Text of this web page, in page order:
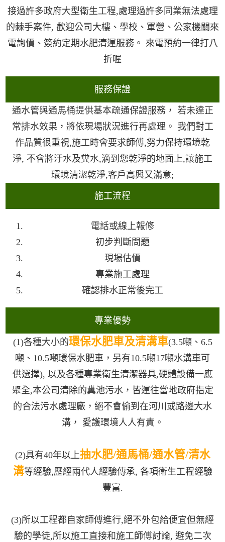
接過許多政府大型衛生工程,處理過許多同業無法處理
的棘手案件, 歡迎公司大樓、學校、軍營、公家機關來
電詢價、簽約定期水肥清運服務。 來電預約一律打八
折喔
服務保證
通水管與通馬桶提供基本疏通保證服務， 若未達正
常排水效果，將依現場狀況進行再處理。 我們對工
作品質很重視,施工時會要求師傅,努力保持環境乾
淨, 不會將汙水及糞水,滴到您乾淨的地面上,讓施工
環境清潔乾淨,客戶高興又滿意;
施工流程
電話或線上報修
初步判斷問題
現場估價
專業施工處理
確認排水正常後完工
專業優勢
(1)各種大小的環保水肥車及清溝車(3.5噸、6.5
噸、10.5噸環保水肥車，另有10.5噸17噸水溝車可
供選擇), 以及各種專業衛生清潔器具,硬體設備一應
聚全,本公司清除的糞池污水，皆運往當地政府指定
的合法污水處理廠，絕不會偷到在河川或路邊大水
溝， 愛護環境人人有責。
(2)具有40年以上抽水肥/通馬桶/通水管/清水
溝等經驗,歷經兩代人經驗傳承, 各項衛生工程經驗
豐富.
(3)所以工程都自家師傅進行,絕不外包給便宜但無經
驗的學徒,所以施工直接和施工師傅討論, 避免二次